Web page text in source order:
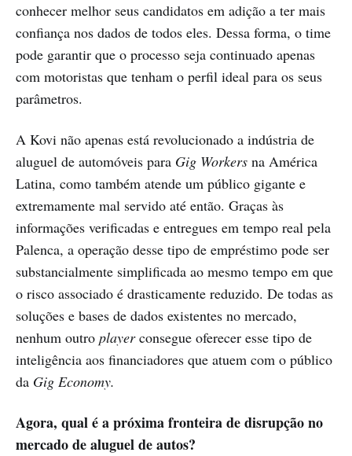
conhecer melhor seus candidatos em adição a ter mais
confiança nos dados de todos eles. Dessa forma, o time
pode garantir que o processo seja continuado apenas
com motoristas que tenham o perfil ideal para os seus
parâmetros.
A Kovi não apenas está revolucionado a indústria de
aluguel de automóveis para Gig Workers na América
Latina, como também atende um público gigante e
extremamente mal servido até então. Graças às
informações verificadas e entregues em tempo real pela
Palenca, a operação desse tipo de empréstimo pode ser
substancialmente simplificada ao mesmo tempo em que
o risco associado é drasticamente reduzido. De todas as
soluções e bases de dados existentes no mercado,
nenhum outro playerconsegue oferecer esse tipo de
inteligência aos financiadores que atuem com o público
da Gig Economy.
Agora, qual é a próxima fronteira de disrupção no
mercado de aluguel de autos?